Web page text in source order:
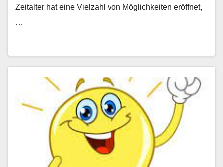
Zeitalter hat eine Vielzahl von Möglichkeiten eröffnet,
…